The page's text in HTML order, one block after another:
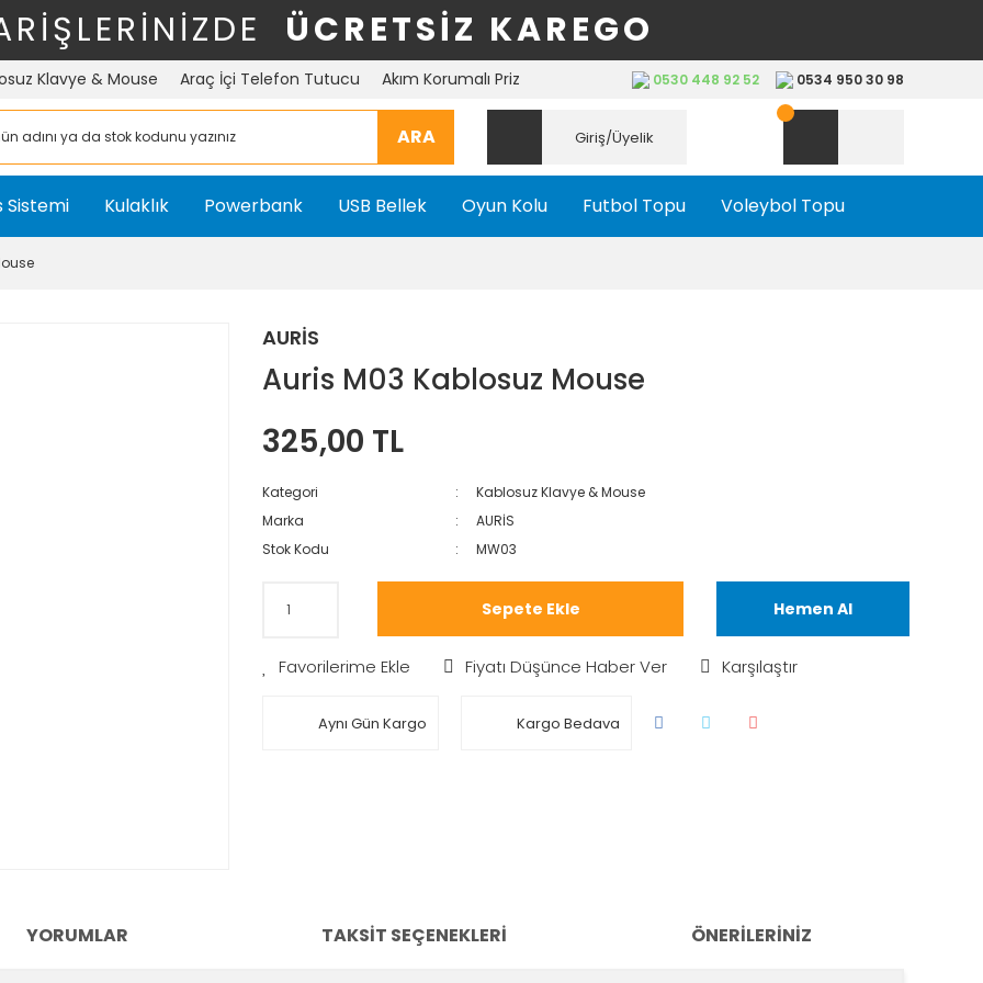
ÜCRETSİZ KAREGO
Klavye & Mouse Araç İçi Telefon Tutucu Akım Korumalı Priz 0530 448 92 52 0534 950 30 98
ARA Giriş/Üyelik
Sistemi Kulaklık Powerbank USB Bellek Oyun Kolu Futbol Topu Voleybol Topu
AURİS
Auris M03 Kablosuz Mouse
325,00 TL
Kategori
Kablosuz Klavye & Mouse
Marka
AURİS
Stok Kodu
MW03
Sepete Ekle Hemen Al
Fiyatı Düşünce Haber Ver Karşılaştır
Aynı Gün Kargo Kargo Bedava
YORUMLAR TAKSIT SEÇENEKLERI ÖNERILERINIZ